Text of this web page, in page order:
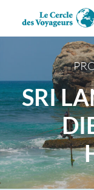
directement
contenu
SRI